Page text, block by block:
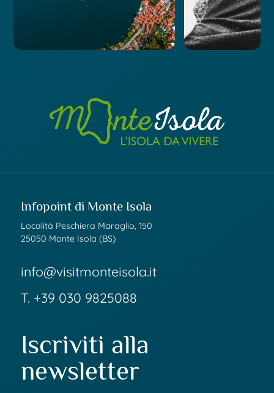
Infopoint di Monte Isola
Località Peschiera Maraglio, 150
25050 Monte Isola (BS)
info@visitmonteisola.it
T. +39 030 9825088
Iscriviti alla
newsletter